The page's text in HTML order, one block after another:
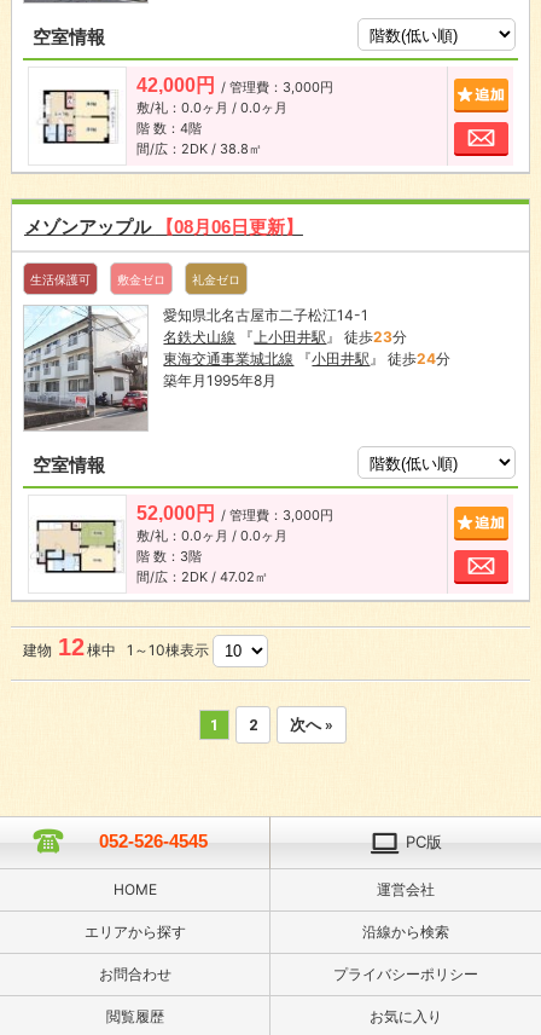
空室情報
42,000円 / 管理費：3,000円
敷/礼：0.0ヶ月 / 0.0ヶ月
階 数：4階
間/広：2DK / 38.8㎡
お
メゾンアップル 【08月06日更新】
生活保護可 敷金ゼロ 礼金ゼロ
愛知県北名古屋市二子松江14-1
名鉄犬山線 『上小田井駅』 徒歩23分
東海交通事業城北線 『小田井駅』 徒歩24分
築年月1995年8月
空室情報
52,000円 / 管理費：3,000円
敷/礼：0.0ヶ月 / 0.0ヶ月
階 数：3階
間/広：2DK / 47.02㎡
お
建物 12棟中 1～10棟表示
1 2 次へ »
052-526-4545 PC版
HOME 運営会社
エリアから探す 沿線から検索
お問合わせ プライバシーポリシー
閲覧履歴 お気に入り